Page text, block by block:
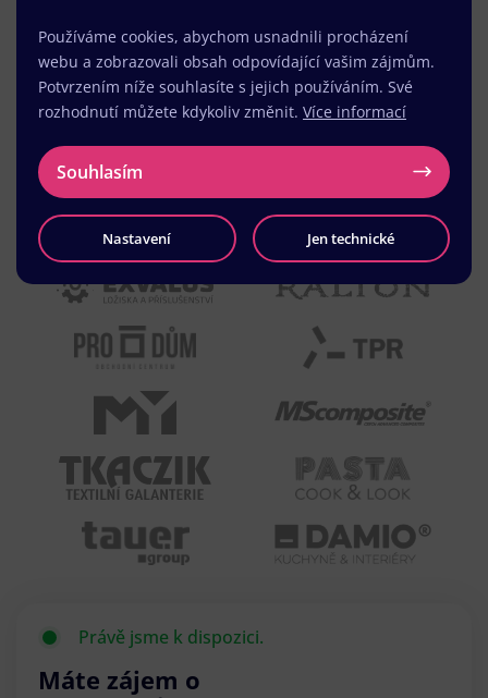
Právě jsme k dispozici.
Máte zájem o
Používáme cookies, abychom usnadnili procházení
webu a zobrazovali obsah odpovídající vašim zájmům.
Potvrzením níže souhlasíte s jejich používáním. Své
rozhodnutí můžete kdykoliv změnit. Více informací
Souhlasím
Nastavení Jen technické